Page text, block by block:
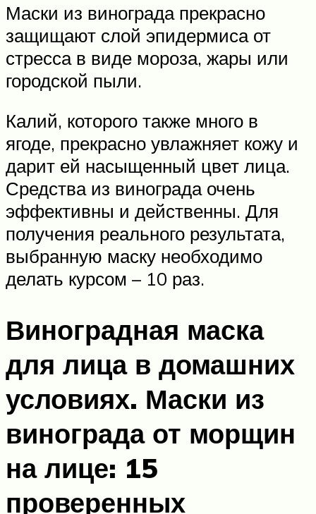
Маски из винограда прекрасно
защищают слой эпидермиса от
стресса в виде мороза, жары или
городской пыли.
Калий, которого также много в
ягоде, прекрасно увлажняет кожу и
дарит ей насыщенный цвет лица.
Средства из винограда очень
эффективны и действенны. Для
получения реального результата,
выбранную маску необходимо
делать курсом – 10 раз.
Виноградная маска
для лица в домашних
условиях. Маски из
винограда от морщин
на лице: 15
проверенных